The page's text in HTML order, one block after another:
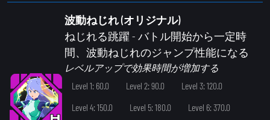
波動ねじれ (オリジナル)
ねじれる跳躍 - バトル開始から一定時
間、波動ねじれのジャンプ性能になる
レベルアップで効果時間が増加する
Level 1: 60.0
Level 2: 90.0
Level 3: 120.0
Level 4: 150.0
Level 5: 180.0
Level 6: 370.0